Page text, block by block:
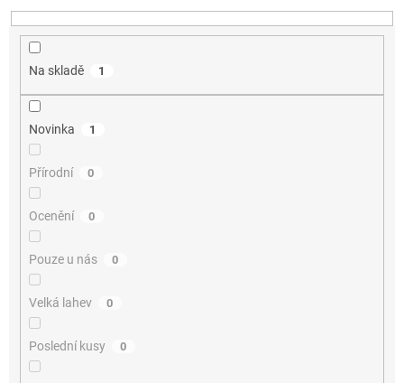
t
ů
Na skladě 1
Novinka 1
Přírodní 0
Ocenění 0
Pouze u nás 0
Velká lahev 0
Poslední kusy 0